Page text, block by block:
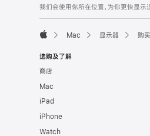
我们会使用你所在位置，为你更快显
Mac 显示器 购
选购及了解
商店
Mac
iPad
iPhone
Watch